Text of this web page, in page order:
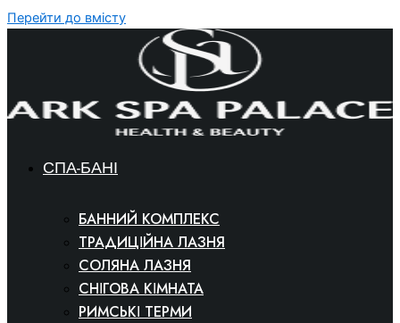
Перейти до вмісту
СПА-БАНІ
БАННИЙ КОМПЛЕКС
ТРАДИЦІЙНА ЛАЗНЯ
СОЛЯНА ЛАЗНЯ
СНІГОВА КІМНАТА
РИМСЬКІ ТЕРМИ